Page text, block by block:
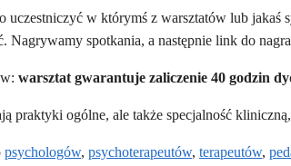
uczestniczyć w którymś z warsztatów lub jakaś
Nagrywamy spotkania, a następnie link do
warsztat gwarantuje zaliczenie 40 godzin
praktyki ogólne, ale także specjalność
psychologów, psychoterapeutów, terapeutów,